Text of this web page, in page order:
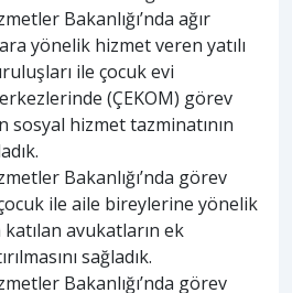
Bakanlığı’nda ağır
yönelik hizmet veren yatılı
ile çocuk evi
(ÇEKOM) görev
sosyal hizmet tazminatının
Bakanlığı’nda görev
ile aile bireylerine yönelik
avukatların ek
sağladık.
Bakanlığı’nda görev